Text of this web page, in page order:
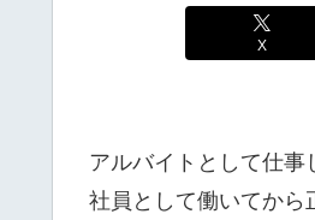
X
アルバイトとして仕
社員として働いてから